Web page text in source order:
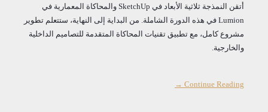
أتقن النمذجة ثلاثية الأبعاد في SketchUp والمحاكاة المعمارية في
Lumion في هذه الدورة الشاملة. من البداية إلى النهاية، ستتعلم تطوير
مشروع كامل، مع تطبيق تقنيات المحاكاة المتقدمة للتصاميم الداخلية
والخارجية.
Continue Reading →